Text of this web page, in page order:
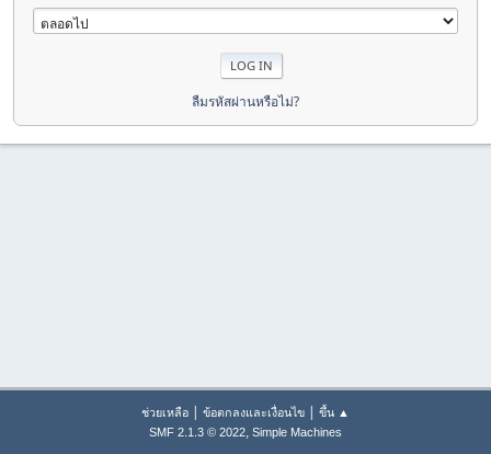
ลืมรหัสผ่านหรือไม่?
ช่วยเหลือ | ข้อตกลงและเงื่อนไข | ขึ้น ▲
SMF 2.1.3 © 2022, Simple Machines